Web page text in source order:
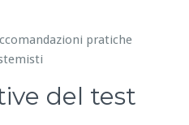
pratiche
del test